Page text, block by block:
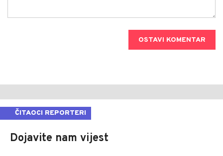
OSTAVI KOMENTAR
ČITAOCI REPORTERI
Dojavite nam vijest